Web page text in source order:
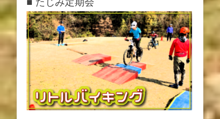
ー
シ
ョ
ン